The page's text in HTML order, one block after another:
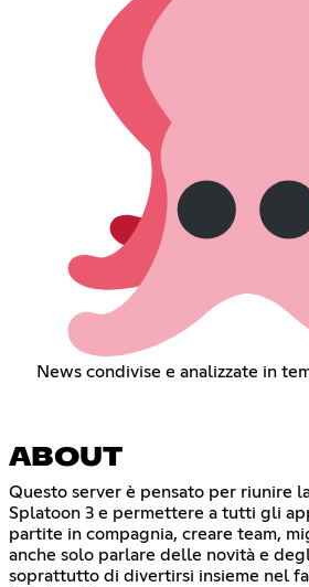
News condivise e analizzate in
ABOUT
Questo server è pensato per riunire
Splatoon 3 e permettere a tutti gli
partite in compagnia, creare team,
anche solo parlare delle novità e
soprattutto di divertirsi insieme nel